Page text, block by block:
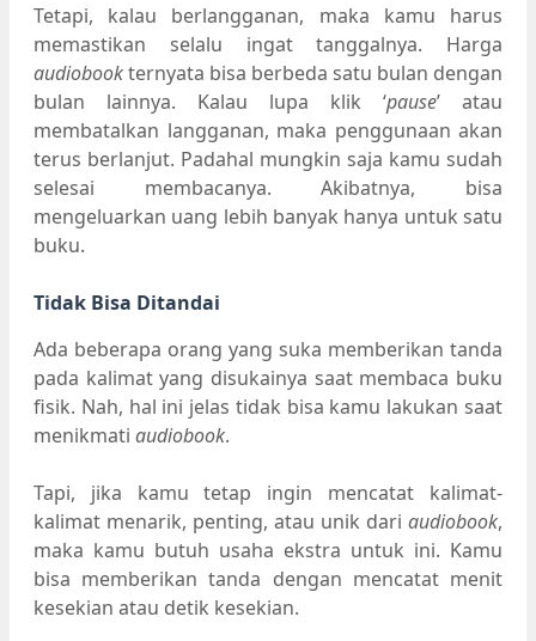
Tetapi, kalau berlangganan, maka kamu harus
memastikan selalu ingat tanggalnya. Harga
audiobookternyata bisa berbeda satu bulan dengan
bulan lainnya. Kalau lupa klik ‘pause’ atau
membatalkan langganan, maka penggunaan akan
terus berlanjut. Padahal mungkin saja kamu sudah
selesai membacanya. Akibatnya, bisa
mengeluarkan uang lebih banyak hanya untuk satu
buku.
Tidak Bisa Ditandai
Ada beberapa orang yang suka memberikan tanda
pada kalimat yang disukainya saat membaca buku
fisik. Nah, hal ini jelas tidak bisa kamu lakukan saat
menikmati audiobook.
Tapi, jika kamu tetap ingin mencatat kalimat-
kalimat menarik, penting, atau unik dari audiobook,
maka kamu butuh usaha ekstra untuk ini. Kamu
bisa memberikan tanda dengan mencatat menit
kesekian atau detik kesekian.